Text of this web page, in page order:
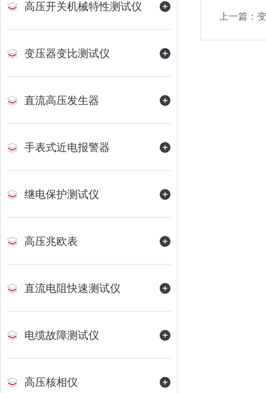
高压开关机械特性测试仪
变压器变比测试仪
直流高压发生器
手表式近电报警器
继电保护测试仪
高压兆欧表
直流电阻快速测试仪
电缆故障测试仪
高压核相仪
上一篇：